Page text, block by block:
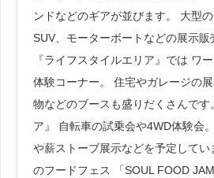
ンドなどのギアが並びます。 大型
SUV、モーターボートなどの展示販
『ライフスタイルエリア』では ワ
体験コーナー。 住宅やガレージの
物などのブースも盛りだくさんです
ア』 自転車の試乗会や4WD体験会
や薪ストーブ展示などを予定して
のフードフェス 「SOUL FOOD